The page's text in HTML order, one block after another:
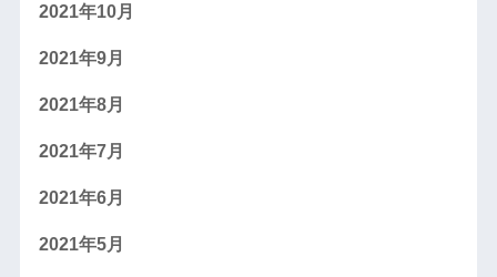
2021年10月
2021年9月
2021年8月
2021年7月
2021年6月
2021年5月